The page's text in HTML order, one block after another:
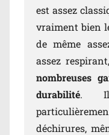
est assez
vraiment bien
de même
assez
nombreuses
durabilité. Il
déchirures,